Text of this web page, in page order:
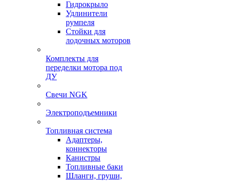
Гидрокрыло
Удлинители
румпеля
Стойки для
лодочных моторов
Комплекты для
переделки мотора под
ДУ
Свечи NGK
Электроподъемники
Топливная система
Адаптеры,
коннекторы
Канистры
Топливные баки
Шланги, груши,